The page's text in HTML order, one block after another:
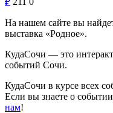
На нашем сайте вы
выставка «Родное».
КудаСочи — это
событий Сочи.
КудаСочи в курсе всех
Если вы знаете о
нам!